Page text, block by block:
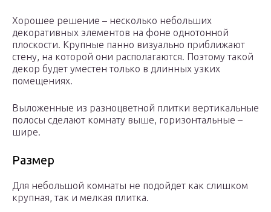
Хорошее решение – несколько небольших
декоративных элементов на фоне однотонной
плоскости. Крупные панно визуально приближают
стену, на которой они располагаются. Поэтому такой
декор будет уместен только в длинных узких
помещениях.
Выложенные из разноцветной плитки вертикальные
полосы сделают комнату выше, горизонтальные –
шире.
Размер
Для небольшой комнаты не подойдет как слишком
крупная, так и мелкая плитка.